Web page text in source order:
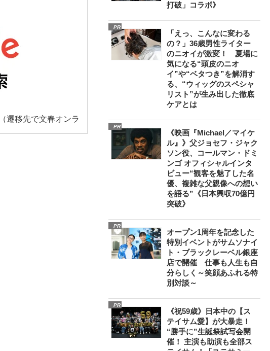
（遷移先で文春オンラ
打破」コラボ》
PR
「えっ、こんなに変わる
の？」36歳男性ライター
のニオイが激変！ 夏場に
気になる“頭皮のニオ
イ”や“ベタつき”を解消す
る、“ウィッグのスペシャ
リスト”が生み出した徹底
ケアとは
PR
《映画『Michael／マイケ
ル』》父ジョセフ・ジャク
ソン役、コールマン・ドミ
ンゴ オフィシャルインタ
ビュー“観客を魅了した名
優、複雑な父親像への想い
を語る”《日本興収70億円
突破》
PR
オープン1周年を記念した
特別イベントがサムソナイ
ト・ブラックレーベル銀座
店で開催 仕事も人生も自
分らしく～笑顔あふれる特
別対談～
PR
《祝59歳》日本中の【ス
テイサム愛】が大暴走！
“勝手に”生誕祭試写会開
催！ 主演も助演も全部ス